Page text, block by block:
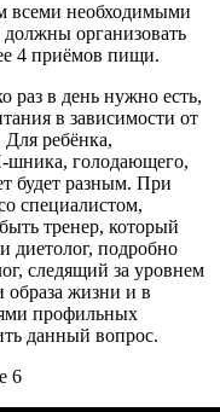
всеми необходимыми
организовать
4 приёмов пищи.
раз в день нужно есть,
в зависимости от
Для ребёнка,
шника, голодающего,
будет разным. При
специалистом,
тренер, который
диетолог, подробно
следящий за уровнем
образа жизни и в
профильных
данный вопрос.
6